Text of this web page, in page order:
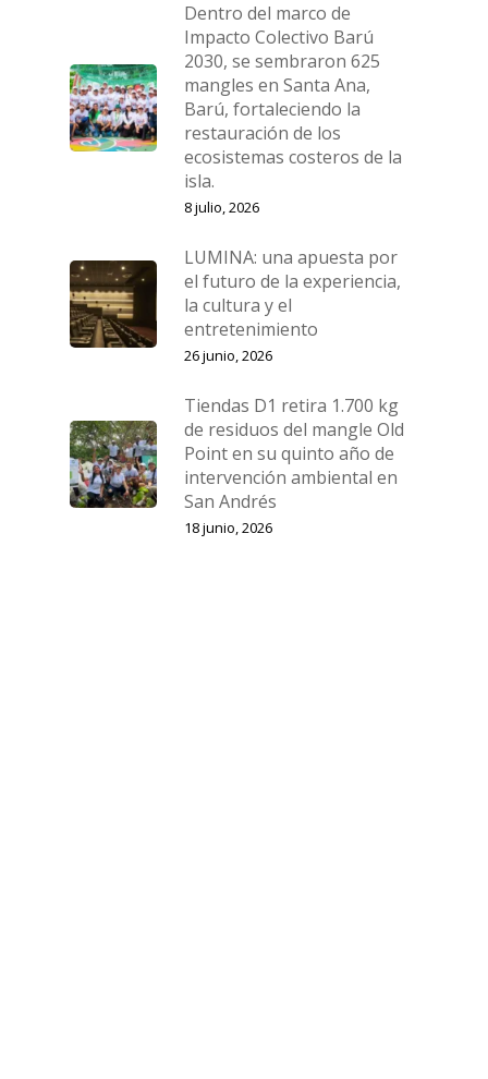
Dentro del marco de
Impacto Colectivo Barú
2030, se sembraron 625
mangles en Santa Ana,
Barú, fortaleciendo la
restauración de los
ecosistemas costeros de la
isla.
8 julio, 2026
LUMINA: una apuesta por
el futuro de la experiencia,
la cultura y el
entretenimiento
26 junio, 2026
Tiendas D1 retira 1.700 kg
de residuos del mangle Old
Point en su quinto año de
intervención ambiental en
San Andrés
18 junio, 2026